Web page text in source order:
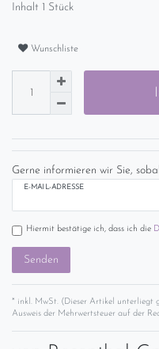
Inhalt 1 Stück
Wunschliste
Gerne informieren wir Sie,
E-MAIL-ADRESSE
Hiermit bestätige ich, dass ich die
Senden
* inkl. MwSt. (Dieser Artikel unterliegt
Ausweis der Mehrwertsteuer auf der